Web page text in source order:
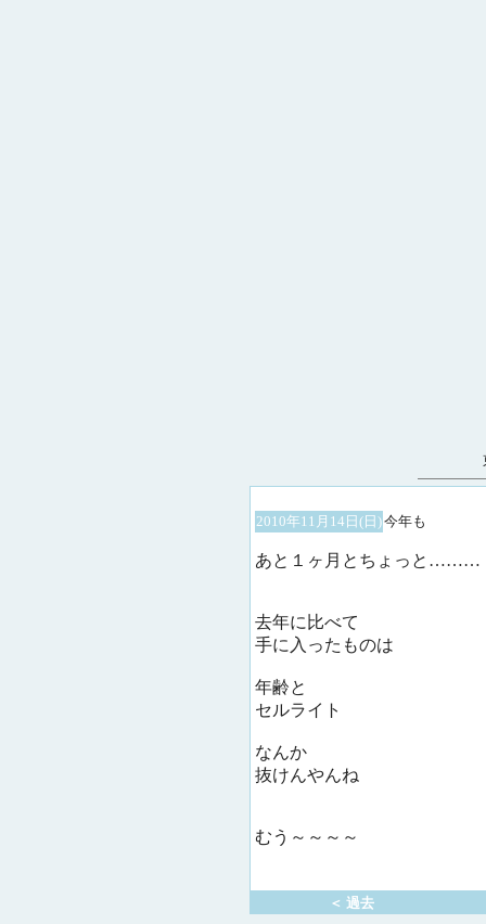
2010年11月14日(日)今年も
あと１ヶ月とちょっと………
去年に比べて
手に入ったものは
年齢と
セルライト
なんか
抜けんやんね
むう～～～～
＜ 過去